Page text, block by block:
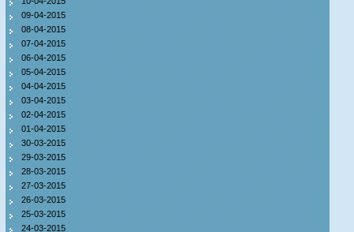
09-04-2015
08-04-2015
07-04-2015
06-04-2015
05-04-2015
04-04-2015
03-04-2015
02-04-2015
01-04-2015
30-03-2015
29-03-2015
28-03-2015
27-03-2015
26-03-2015
25-03-2015
24-03-2015